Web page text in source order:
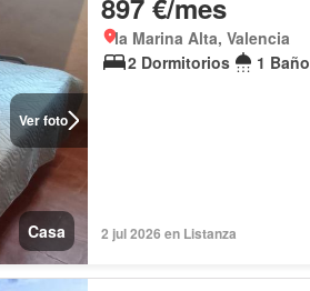
Ver foto
Casa
897 €/mes
la Marina Alta, Valencia
2 Dormitorios
1 Baño
2 jul 2026 en Listanza